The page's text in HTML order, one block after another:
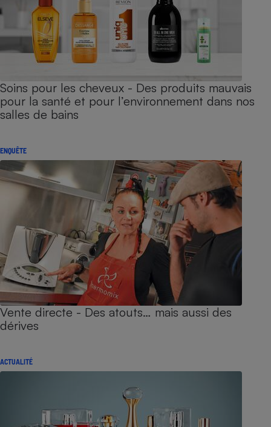
Soins pour les cheveux - Des produits mauvais
pour la santé et pour l’environnement dans nos
salles de bains
ENQUÊTE
Vente directe - Des atouts… mais aussi des
dérives
ACTUALITÉ